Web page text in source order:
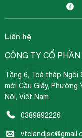
Liên hệ
CÔNG TY CỔ
Tầng 6, Toà tháp Ngôi
mới Cầu Giấy, Phường
Nội, Việt Nam
0389892226